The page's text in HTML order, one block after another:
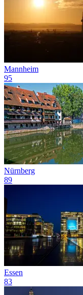
Mannheim
95
Nürnberg
89
Essen
83